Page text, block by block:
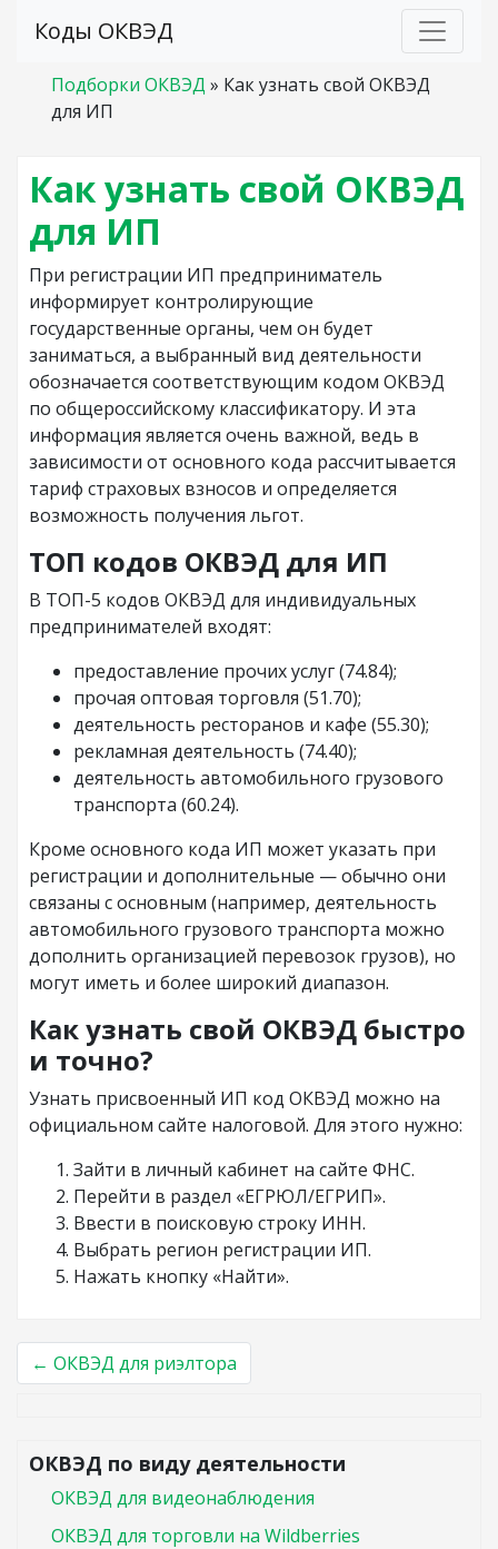
Коды ОКВЭД
Подборки ОКВЭД » Как узнать свой ОКВЭД
для ИП
Как узнать свой ОКВЭД
для ИП
При регистрации ИП предприниматель
информирует контролирующие
государственные органы, чем он будет
заниматься, а выбранный вид деятельности
обозначается соответствующим кодом ОКВЭД
по общероссийскому классификатору. И эта
информация является очень важной, ведь в
зависимости от основного кода рассчитывается
тариф страховых взносов и определяется
возможность получения льгот.
ТОП кодов ОКВЭД для ИП
В ТОП-5 кодов ОКВЭД для индивидуальных
предпринимателей входят:
предоставление прочих услуг (74.84);
прочая оптовая торговля (51.70);
деятельность ресторанов и кафе (55.30);
рекламная деятельность (74.40);
деятельность автомобильного грузового
транспорта (60.24).
Кроме основного кода ИП может указать при
регистрации и дополнительные — обычно они
связаны с основным (например, деятельность
автомобильного грузового транспорта можно
дополнить организацией перевозок грузов), но
могут иметь и более широкий диапазон.
Как узнать свой ОКВЭД быстро
и точно?
Узнать присвоенный ИП код ОКВЭД можно на
официальном сайте налоговой. Для этого нужно:
Зайти в личный кабинет на сайте ФНС.
Перейти в раздел «ЕГРЮЛ/ЕГРИП».
Ввести в поисковую строку ИНН.
Выбрать регион регистрации ИП.
Нажать кнопку «Найти».
← ОКВЭД для риэлтора
ОКВЭД по виду деятельности
ОКВЭД для видеонаблюдения
ОКВЭД для торговли на Wildberries